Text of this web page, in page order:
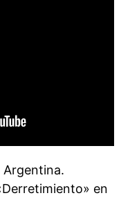
Argentina.
en